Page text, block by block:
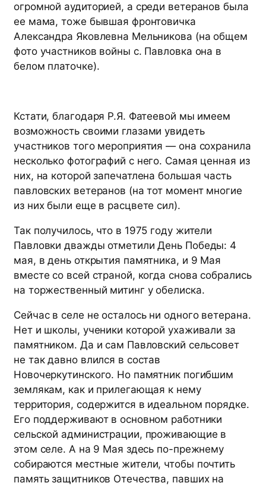
огромной аудиторией, а среди ветеранов была
ее мама, тоже бывшая фронтовичка
Александра Яковлевна Мельникова (на общем
фото участников войны с. Павловка она в
белом платочке).
Кстати, благодаря Р.Я. Фатеевой мы имеем
возможность своими глазами увидеть
участников того мероприятия — она сохранила
несколько фотографий с него. Самая ценная из
них, на которой запечатлена большая часть
павловских ветеранов (на тот момент многие
из них были еще в расцвете сил).
Так получилось, что в 1975 году жители
Павловки дважды отметили День Победы: 4
мая, в день открытия памятника, и 9 Мая
вместе со всей страной, когда снова собрались
на торжественный митинг у обелиска.
Сейчас в селе не осталось ни одного ветерана.
Нет и школы, ученики которой ухаживали за
памятником. Да и сам Павловский сельсовет
не так давно влился в состав
Новочеркутинского. Но памятник погибшим
землякам, как и прилегающая к нему
территория, содержится в идеальном порядке.
Его поддерживают в основном работники
сельской администрации, проживающие в
этом селе. А на 9 Мая здесь по-прежнему
собираются местные жители, чтобы почтить
память защитников Отечества, павших на